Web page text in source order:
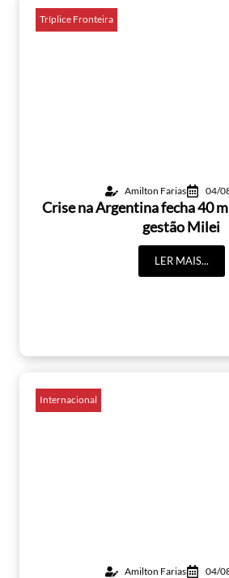
Tríplice Fronteira
Amilton Farias 04/
Crise na Argentina fecha 40
gestão Milei
LER MAIS...
Internacional
Amilton Farias 04/